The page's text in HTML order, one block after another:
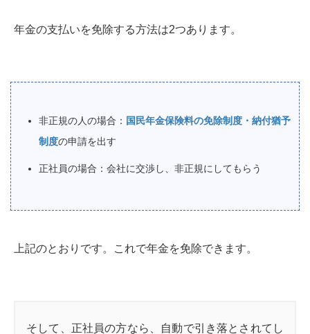
年金の支払いを免除する方法は2つあります。
非正規の人の場合： 国民年金保険料の免除制度・納付猶予
制度の申請を出す
正社員の場合：会社に交渉し、非正規にしてもらう
上記のとおりです。これで年金を免除できます。
そして、正社員の方なら、自動で引き落とされてし